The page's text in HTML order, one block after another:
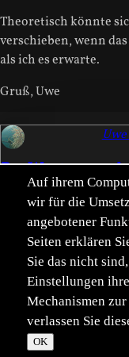
Theoretisch könnte
verschieben, wenn
als ich es erwarte.
Gruß, Uwe
Re:
Fertig.
Es gab noch eine
Auf ihrem
wir für die
angebotener
Seiten erklären
Sie das nicht
Einstellungen
Mechanismen
verlassen Sie
OK